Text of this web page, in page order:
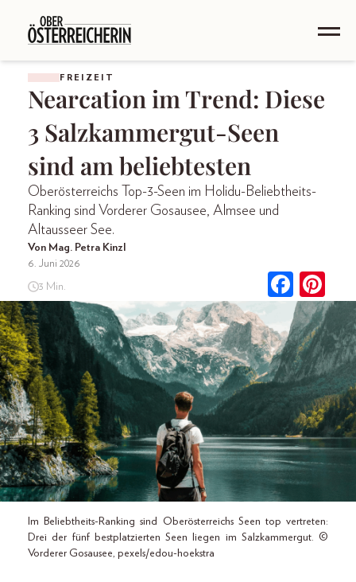
FREIZEIT
Nearcation im Trend: Diese
3 Salzkammergut-Seen
sind am beliebtesten
Oberösterreichs Top-3-Seen im Holidu-Beliebtheits-
Ranking sind Vorderer Gosausee, Almsee und
Altausseer See.
Von Mag. Petra Kinzl
6. Juni 2026
3 Min.
Im Beliebtheits-Ranking sind Oberösterreichs Seen top vertreten:
Drei der fünf bestplatzierten Seen liegen im Salzkammergut. ©
Vorderer Gosausee, pexels/edou-hoekstra